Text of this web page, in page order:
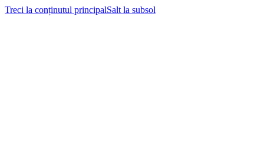
Treci la conținutul principalSalt la subsol